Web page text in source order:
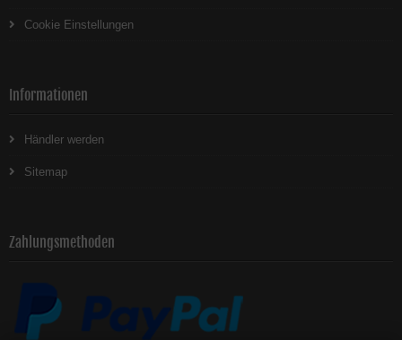
Cookie Einstellungen
Informationen
Händler werden
Sitemap
Zahlungsmethoden